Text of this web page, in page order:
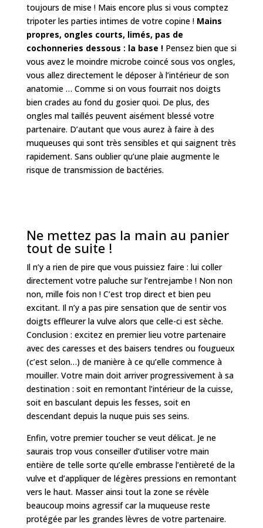
toujours de mise ! Mais encore plus si vous comptez
tripoter les parties intimes de votre copine ! Mains
propres, ongles courts, limés, pas de
cochonneries dessous : la base !Pensez bien que si
vous avez le moindre microbe coincé sous vos ongles,
vous allez directement le déposer à l’intérieur de son
anatomie … Comme si on vous fourrait nos doigts
bien crades au fond du gosier quoi. De plus, des
ongles mal taillés peuvent aisément blessé votre
partenaire. D’autant que vous aurez à faire à des
muqueuses qui sont très sensibles et qui saignent très
rapidement. Sans oublier qu’une plaie augmente le
risque de transmission de bactéries.
Ne mettez pas la main au panier
tout de suite !
Il n’y a rien de pire que vous puissiez faire : lui coller
directement votre paluche sur l’entrejambe ! Non non
non, mille fois non ! C’est trop direct et bien peu
excitant. Il n’y a pas pire sensation que de sentir vos
doigts effleurer la vulve alors que celle-ci est sèche.
Conclusion : excitez en premier lieu votre partenaire
avec des caresses et des baisers tendres ou fougueux
(c’est selon…) de manière à ce qu’elle commence à
mouiller. Votre main doit arriver progressivement à sa
destination : soit en remontant l’intérieur de la cuisse,
soit en basculant depuis les fesses, soit en
descendant depuis la nuque puis ses seins.
Enfin, votre premier toucher se veut délicat. Je ne
saurais trop vous conseiller d’utiliser votre main
entière de telle sorte qu’elle embrasse l’entièreté de la
vulve et d’appliquer de légères pressions en remontant
vers le haut. Masser ainsi tout la zone se révèle
beaucoup moins agressif car la muqueuse reste
protégée par les grandes lèvres de votre partenaire.